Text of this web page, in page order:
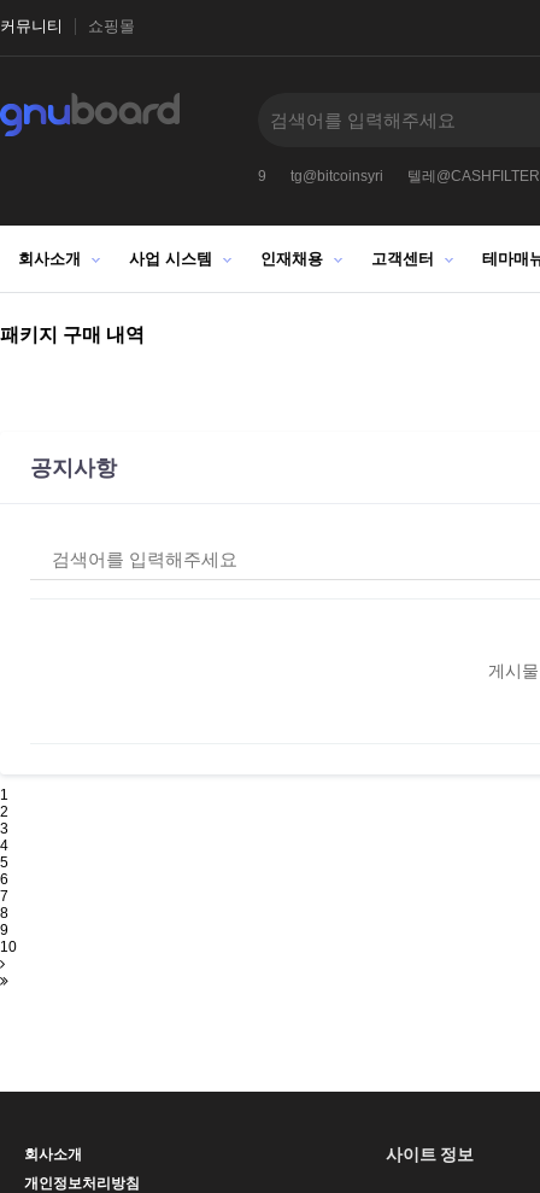
커뮤니티 쇼핑몰
9 tg@bitcoinsyri 텔레
회사소개 사업 시스템 인재채용 고객센터 테마매
패키지 구매 내역
공지사항
게시
1
2
3
4
5
6
7
8
9
10
회사소개
개인정보처리방침
사이트 정보